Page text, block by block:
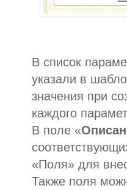
В список
указали в
значения при
каждого
В поле «
«Поля» для
Также поля